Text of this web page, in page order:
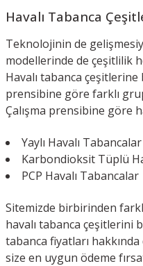
Havalı Tabanca
Teknolojinin de
modellerinde de çeşitlilik
Havalı tabanca çeşitlerine
prensibine göre farklı
Çalışma prensibine göre
Yaylı Havalı Tabancalar
Karbondioksit Tüplü
PCP Havalı Tabancalar
Sitemizde birbirinden
havalı tabanca çeşitlerini
tabanca fiyatları
size en uygun ödeme